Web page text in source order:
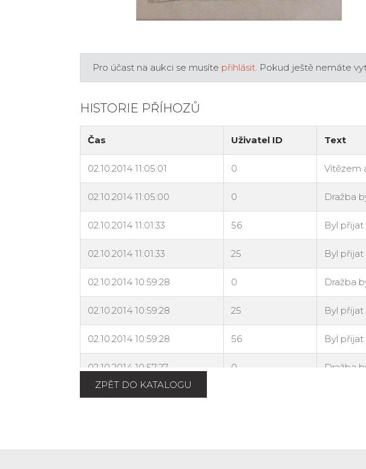
Pro účast na aukci se musíte přihlásit . Pokud ještě nemáte
HISTORIE PŘÍHOZŮ
ZPĚT DO KATALOGU